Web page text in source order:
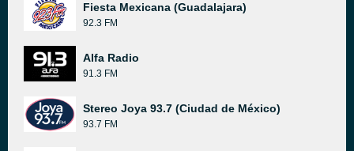
Fiesta Mexicana (Guadalajara)
92.3 FM
Alfa Radio
91.3 FM
Stereo Joya 93.7 (Ciudad de México)
93.7 FM